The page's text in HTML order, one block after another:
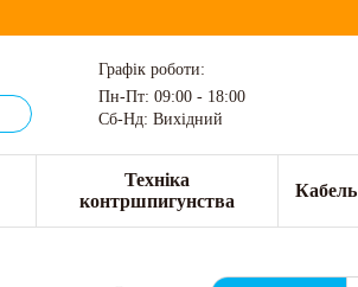
Графік роботи:
Пн-Пт: 09:00 - 18:00
Сб-Нд: Вихідний
Техніка
контршпигунства
Кабель